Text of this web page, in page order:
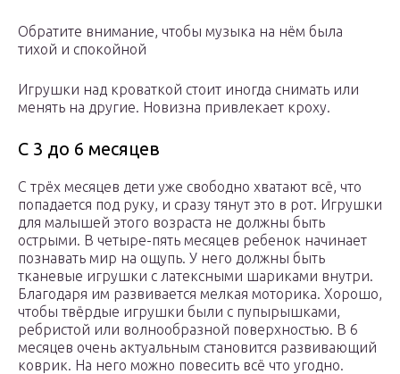
Обратите внимание, чтобы музыка на нём была
тихой и спокойной
Игрушки над кроваткой стоит иногда снимать или
менять на другие. Новизна привлекает кроху.
С 3 до 6 месяцев
С трёх месяцев дети уже свободно хватают всё, что
попадается под руку, и сразу тянут это в рот. Игрушки
для малышей этого возраста не должны быть
острыми. В четыре-пять месяцев ребенок начинает
познавать мир на ощупь. У него должны быть
тканевые игрушки с латексными шариками внутри.
Благодаря им развивается мелкая моторика. Хорошо,
чтобы твёрдые игрушки были с пупырышками,
ребристой или волнообразной поверхностью. В 6
месяцев очень актуальным становится развивающий
коврик. На него можно повесить всё что угодно.